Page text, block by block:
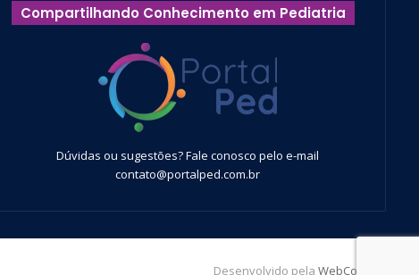
Compartilhando Conhecimento em Pediatria
Dúvidas ou sugestões? Fale conosco pelo e-mail
contato@portalped.com.br
Desenvolvido pela WebContent